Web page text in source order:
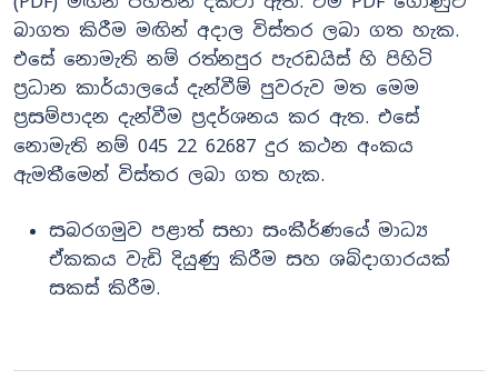
බාගත කිරීම මඟින් අදාල විස්තර ලබා ගත හැක.
එසේ නොමැති නම් රත්නපුර පැරඩයිස් හි පිහිටි
ප්‍රධාන කාර්යාලයේ දැන්වීම් පුවරුව මත මෙම
ප්‍රසම්පාදන දැන්වීම ප්‍රදර්ශනය කර ඇත. එසේ
නොමැති නම් 045 22 62687 දුර කථන අංකය
ඇමතීමෙන් විස්තර ලබා ගත හැක.
සබරගමුව පළාත් සභා සංකීර්ණයේ මාධ්‍ය
ඒකකය වැඩි දියුණු කිරීම සහ ශබ්දාගාරයක්
සකස් කිරීම.